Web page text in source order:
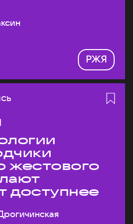
РЖЯ
жестового
доступнее